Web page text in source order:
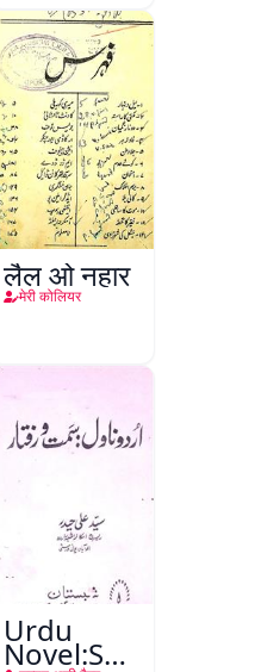
लैल ओ नहार
मेरी कोलियर
Urdu
Novel:Samt-